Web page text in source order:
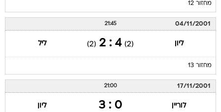
מחזור 12
04/11/2001
21:45
ליון (2)
4 : 2
(2) ליל
מחזור 13
17/11/2001
21:00
לוריין 0 : 3 ליון